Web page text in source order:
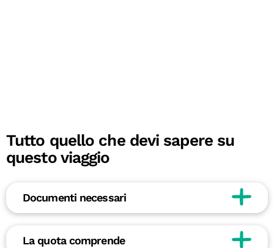
Tutto quello che devi sapere su
questo viaggio
Documenti necessari
La quota comprende